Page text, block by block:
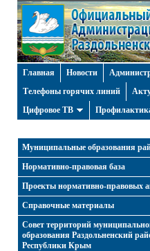
Главная Новости
Телефоны горячих линий
Цифровое ТВ
Муниципальные образования
Нормативно-правовая база
Проекты нормативно-правовых
Справочные материалы
Совет территорий
образования Раздольненский
Республики Крым